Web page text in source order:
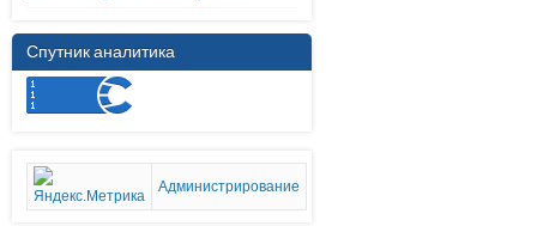
Спутник аналитика
Администрирование